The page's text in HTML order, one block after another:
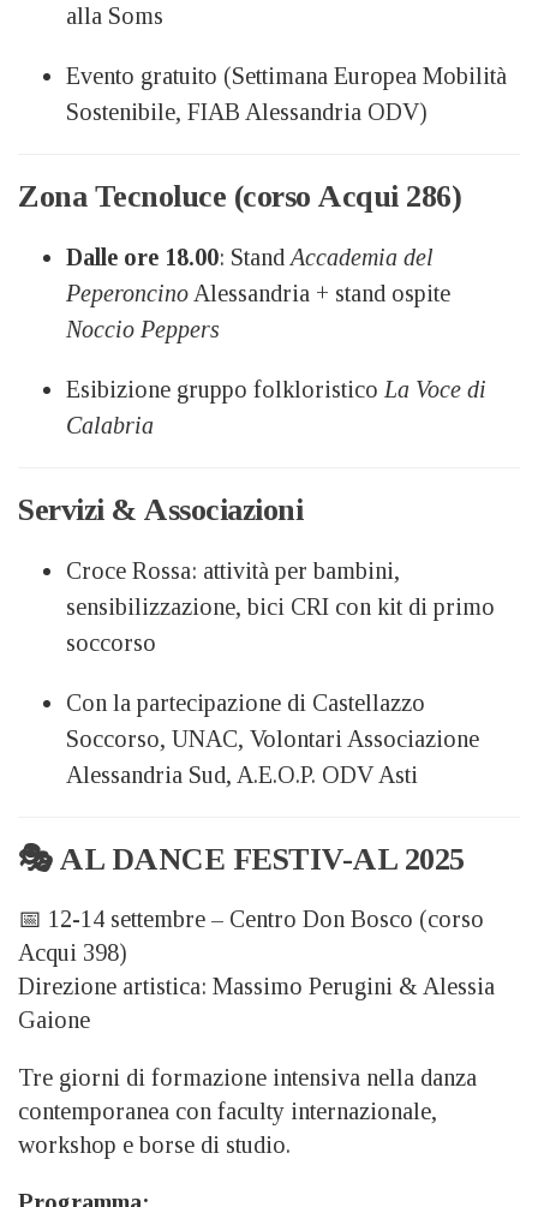
alla Soms
Evento gratuito (Settimana Europea Mobilità
Sostenibile, FIAB Alessandria ODV)
Zona Tecnoluce (corso Acqui 286)
Dalle ore 18.00: Stand Accademia del
Peperoncino Alessandria + stand ospite
Noccio Peppers
Esibizione gruppo folkloristico La Voce di
Calabria
Servizi & Associazioni
Croce Rossa: attività per bambini,
sensibilizzazione, bici CRI con kit di primo
soccorso
Con la partecipazione di Castellazzo
Soccorso, UNAC, Volontari Associazione
Alessandria Sud, A.E.O.P. ODV Asti
🎭 AL DANCE FESTIV-AL 2025
📅 12-14 settembre – Centro Don Bosco (corso
Acqui 398)
Direzione artistica: Massimo Perugini & Alessia
Gaione
Tre giorni di formazione intensiva nella danza
contemporanea con faculty internazionale,
workshop e borse di studio.